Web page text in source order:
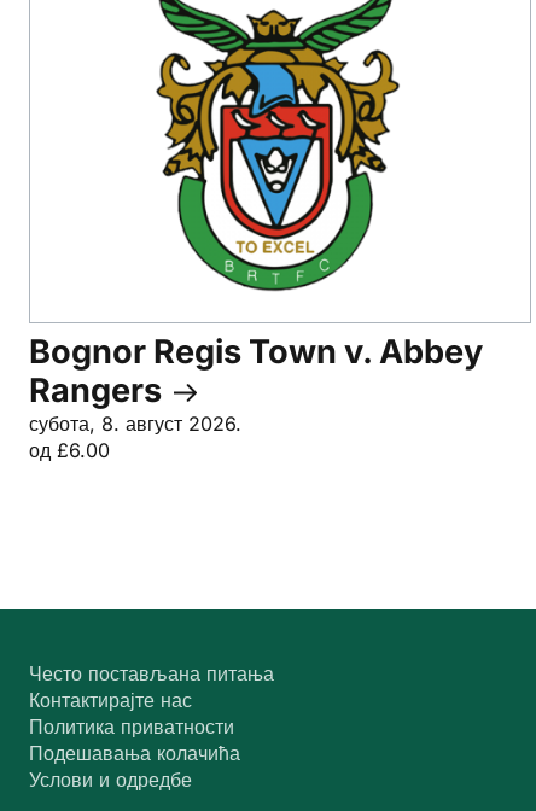
Bognor Regis Town v. Abbey
Rangers
субота, 8. август 2026.
од £6.00
Често постављана питања
Контактирајте нас
Политика приватности
Подешавања колачића
Услови и одредбе